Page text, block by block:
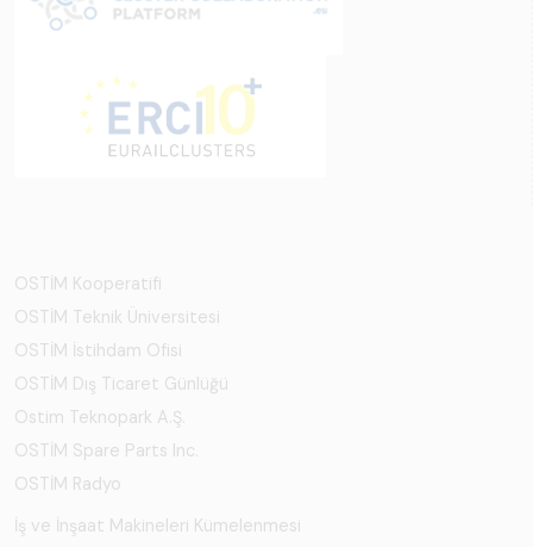
OSTİM Kooperatifi
OSTİM Teknik Üniversitesi
OSTİM İstihdam Ofisi
OSTİM Dış Ticaret Günlüğü
Ostim Teknopark A.Ş.
OSTİM Spare Parts Inc.
OSTİM Radyo
İş ve İnşaat Makineleri Kümelenmesi